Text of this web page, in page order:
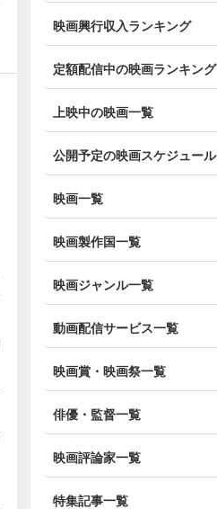
映画興行収入ランキング
定額配信中の映画ランキング
上映中の映画一覧
公開予定の映画スケジュール
映画一覧
映画製作国一覧
映画ジャンル一覧
動画配信サービス一覧
映画賞・映画祭一覧
俳優・監督一覧
映画評論家一覧
特集記事一覧